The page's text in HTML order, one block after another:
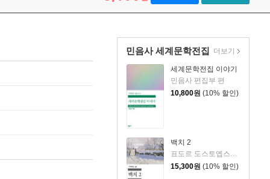
민음사 세계문학전집
세계문학전집 이야기
민음사 편집부 편
10,800원 (10% 할인)
백치 2
표도르 도스토옙스키 저/김연경 역
15,300원 (10% 할인)
더보기